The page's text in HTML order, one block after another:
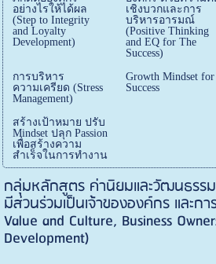
อย่างไรให้ได้ผล
(Step to Integrity
and Loyalty
Development)
เชิงบวกและการ
บริหารอารมณ์
(Positive Thinking
and EQ for The
Success)
การบริหาร
ความเครียด (Stress
Management)
Growth Mindset for
Success
สร้างเป้าหมาย ปรับ
Mindset ปลุก Passion
เพื่อสร้างความ
สำเร็จในการทำงาน
กลุ่มหลักสูตร ค่านิยมและวัฒนธรร
มีส่วนร่วมเป็นเจ้าขององค์กร และก
Value and Culture, Business
Development)